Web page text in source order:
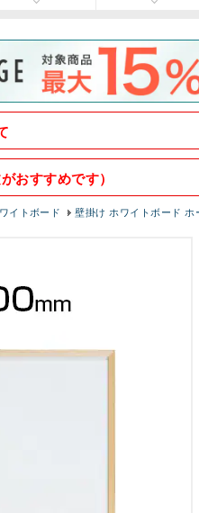
おすすめです）
イトボード 壁掛け ホワイトボード ホ